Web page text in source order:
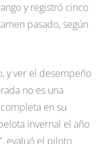
y registró cinco
pasado, según
y ver el desempeño
no es una
en su
invernal el año
evaluó el piloto